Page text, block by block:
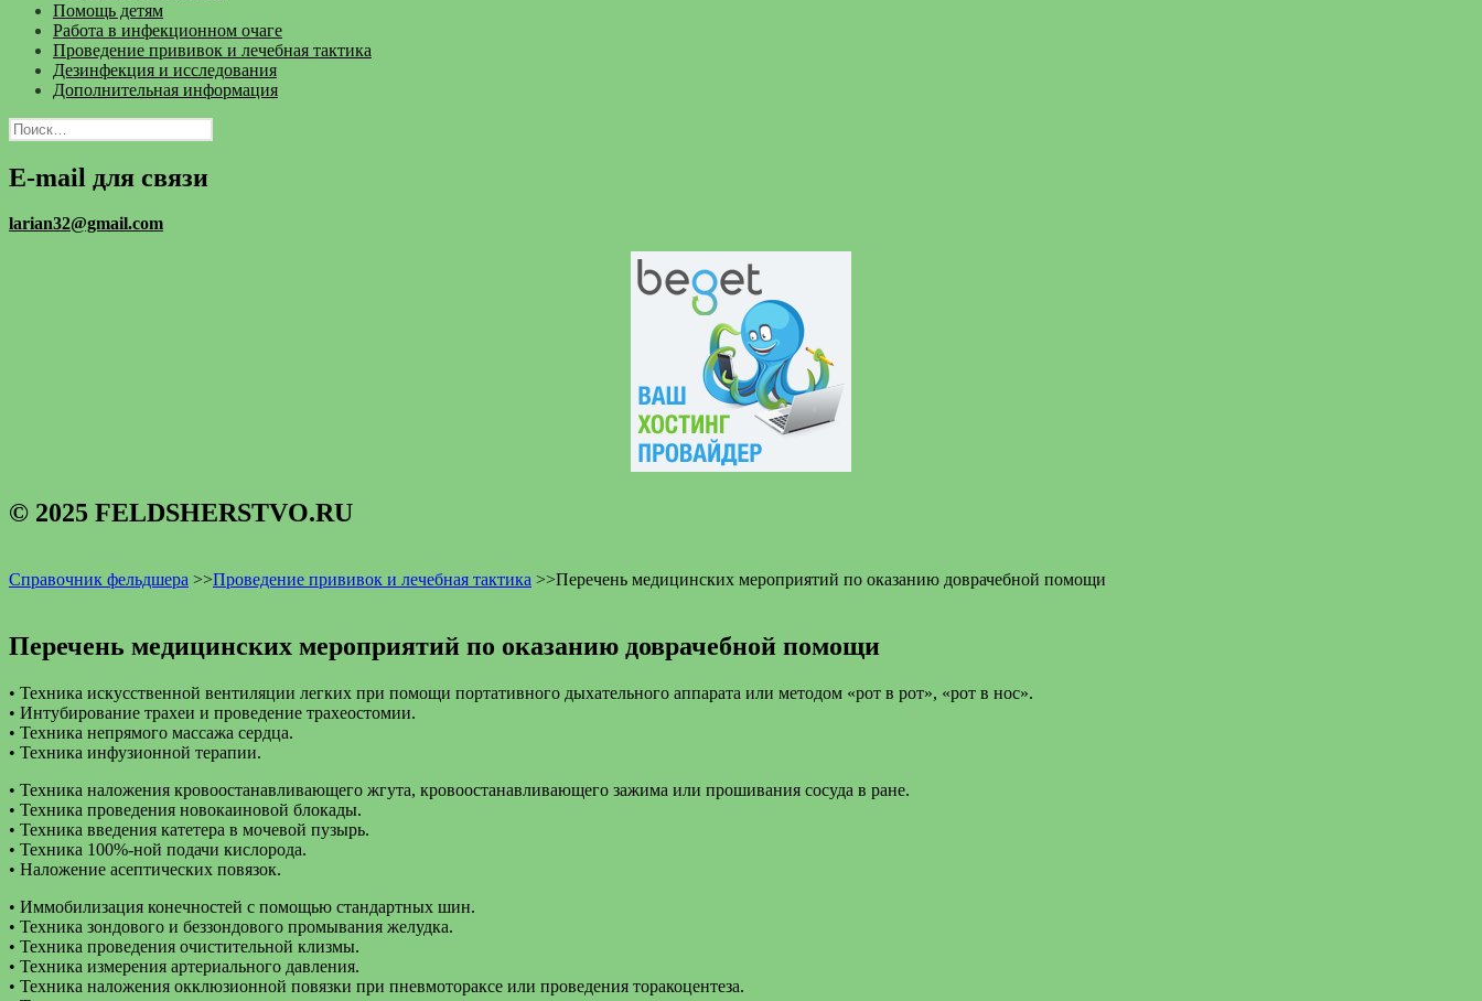
Помощь детям
Работа в инфекционном очаге
Проведение прививок и лечебная тактика
Дезинфекция и исследования
Дополнительная информация
Найти:
E-mail для связи
larian32@gmail.com
© 2025 FELDSHERSTVO.RU
Справочник фельдшера >>Проведение прививок и лечебная тактика >>Перечень медицинских мероприятий по оказанию доврачебной помощи
Перечень медицинских мероприятий по оказанию доврачебной помощи
• Техника искусственной вентиляции легких при помощи портативного дыхательного аппарата или методом «рот в рот», «рот в нос».
• Интубирование трахеи и проведение трахеостомии.
• Техника непрямого массажа сердца.
• Техника инфузионной терапии.
• Техника наложения кровоостанавливающего жгута, кровоостанавливающего зажима или прошивания сосуда в ране.
• Техника проведения новокаиновой блокады.
• Техника введения катетера в мочевой пузырь.
• Техника 100%-ной подачи кислорода.
• Наложение асептических повязок.
• Иммобилизация конечностей с помощью стандартных шин.
• Техника зондового и беззондового промывания желудка.
• Техника проведения очистительной клизмы.
• Техника измерения артериального давления.
• Техника наложения окклюзионной повязки при пневмотораксе или проведения торакоцентеза.